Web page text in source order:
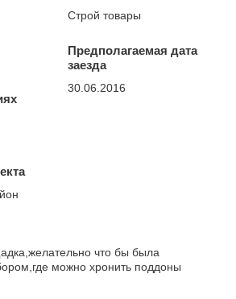
Строй товары
Предполагаемая дата
заезда
30.06.2016
что бы была
можно хронить поддоны